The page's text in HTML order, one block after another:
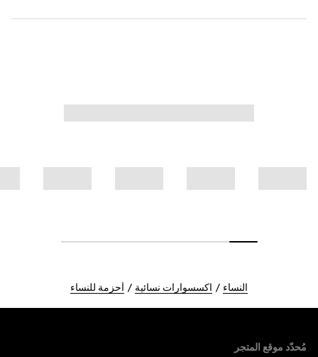
النساء اكسسوارات نسائية أحزمة للنساء
مُحدّد موقع المتجر